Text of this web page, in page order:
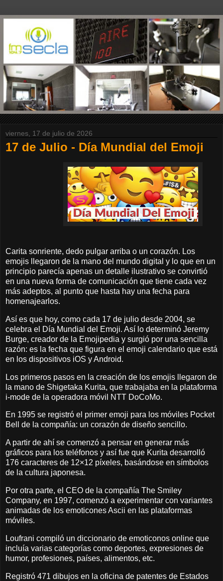
viernes, 17 de julio de 2026
17 de Julio - Día Mundial del Emoji
Carita sonriente, dedo pulgar arriba o un corazón. Los
emojis llegaron de la mano del mundo digital y lo que en un
principio parecía apenas un detalle ilustrativo se convirtió
en una nueva forma de comunicación que tiene cada vez
más adeptos, al punto que hasta hay una fecha para
homenajearlos.
Así es que hoy, como cada 17 de julio desde 2004, se
celebra el Día Mundial del Emoji. Así lo determinó Jeremy
Burge, creador de la Emojipedia y surgió por una sencilla
razón: es la fecha que figura en el emoji calendario que está
en los dispositivos iOS y Android.
Los primeros pasos en la creación de los emojis llegaron de
la mano de Shigetaka Kurita, que trabajaba en la plataforma
i-mode de la operadora móvil NTT DoCoMo.
En 1995 se registró el primer emoji para los móviles Pocket
Bell de la compañía: un corazón de diseño sencillo.
A partir de ahí se comenzó a pensar en generar más
gráficos para los teléfonos y así fue que Kurita desarrolló
176 caracteres de 12×12 píxeles, basándose en símbolos
de la cultura japonesa.
Por otra parte, el CEO de la compañía The Smiley
Company, en 1997, comenzó a experimentar con variantes
animadas de los emoticones Ascii en las plataformas
móviles.
Loufrani compiló un diccionario de emoticonos online que
incluía varias categorías como deportes, expresiones de
humor, profesiones, países, alimentos, etc.
Registró 471 dibujos en la oficina de patentes de Estados